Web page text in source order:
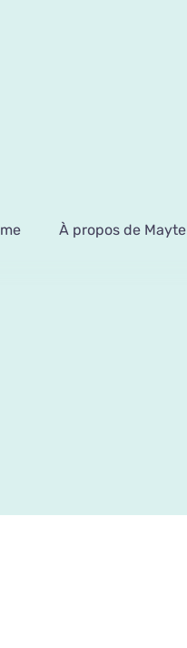
À propos de Mayte